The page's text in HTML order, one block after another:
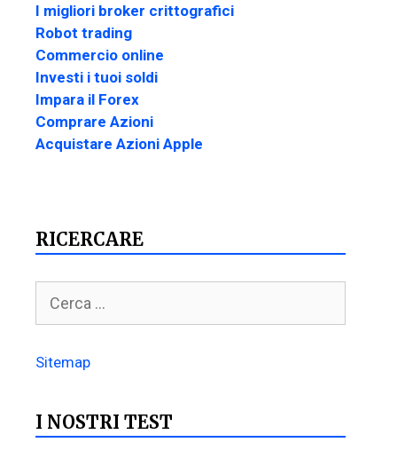
I migliori broker crittografici
Robot trading
Commercio online
Investi i tuoi soldi
Impara il Forex
Comprare Azioni
Acquistare Azioni Apple
RICERCARE
Sitemap
I NOSTRI TEST